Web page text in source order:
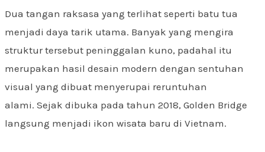
Dua tangan raksasa yang terlihat seperti batu tua
menjadi daya tarik utama. Banyak yang mengira
struktur tersebut peninggalan kuno, padahal itu
merupakan hasil desain modern dengan sentuhan
visual yang dibuat menyerupai reruntuhan
alami. Sejak dibuka pada tahun 2018, Golden Bridge
langsung menjadi ikon wisata baru di Vietnam.